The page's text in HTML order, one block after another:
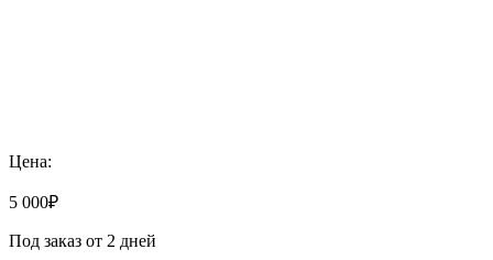
Цена:
5 000₽
Под заказ от 2 дней